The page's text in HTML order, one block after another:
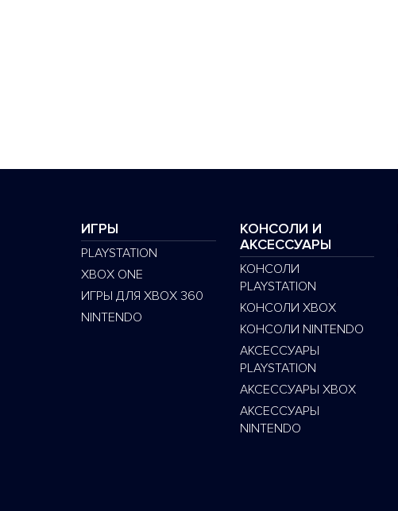
ИГРЫ
PLAYSTATION
XBOX ONE
ИГРЫ ДЛЯ XBOX 360
NINTENDO
КОНСОЛИ И
АКСЕССУАРЫ
КОНСОЛИ
PLAYSTATION
КОНСОЛИ XBOX
КОНСОЛИ NINTENDO
АКСЕССУАРЫ
PLAYSTATION
АКСЕССУАРЫ XBOX
АКСЕССУАРЫ
NINTENDO